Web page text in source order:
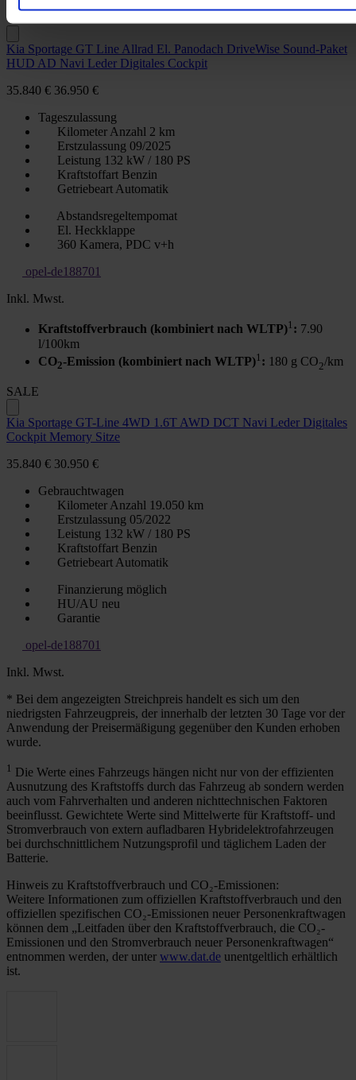
2 2
Kia Sportage GT Line Allrad El. Panodach DriveWise Sound-Paket
HUD AD Navi Leder Digitales Cockpit
35.840 € 36.950 €
Tageszulassung
Kilometer Anzahl 2 km
Erstzulassung 09/2025
Leistung 132 kW / 180 PS
Kraftstoffart Benzin
Getriebeart Automatik
Abstandsregeltempomat
El. Heckklappe
360 Kamera, PDC v+h
opel-de188701
Inkl. Mwst.
Kraftstoffverbrauch (kombiniert nach WLTP)1 : 7.90
l/100km
CO2-Emission (kombiniert nach WLTP)1 : 180 g CO2/km
SALE
Kia Sportage GT-Line 4WD 1.6T AWD DCT Navi Leder Digitales
Cockpit Memory Sitze
35.840 € 30.950 €
Gebrauchtwagen
Kilometer Anzahl 19.050 km
Erstzulassung 05/2022
Leistung 132 kW / 180 PS
Kraftstoffart Benzin
Getriebeart Automatik
Finanzierung möglich
HU/AU neu
Garantie
opel-de188701
Inkl. Mwst.
* Bei dem angezeigten Streichpreis handelt es sich um den
niedrigsten Fahrzeugpreis, der innerhalb der letzten 30 Tage vor der
Anwendung der Preisermäßigung gegenüber den Kunden erhoben
wurde.
1 Die Werte eines Fahrzeugs hängen nicht nur von der effizienten
Ausnutzung des Kraftstoffs durch das Fahrzeug ab sondern werden
auch vom Fahrverhalten und anderen nichttechnischen Faktoren
beeinflusst. Gewichtete Werte sind Mittelwerte für Kraftstoff- und
Stromverbrauch von extern aufladbaren Hybridelektrofahrzeugen
bei durchschnittlichem Nutzungsprofil und täglichem Laden der
Batterie.
Hinweis zu Kraftstoffverbrauch und CO₂-Emissionen:
Weitere Informationen zum offiziellen Kraftstoffverbrauch und den
offiziellen spezifischen CO₂-Emissionen neuer Personenkraftwagen
können dem „Leitfaden über den Kraftstoffverbrauch, die CO₂-
Emissionen und den Stromverbrauch neuer Personenkraftwagen“
entnommen werden, der unter www.dat.de unentgeltlich erhältlich
ist.